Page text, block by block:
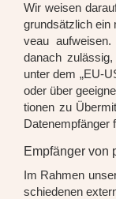
Wir wei­sen
grund­sätz­lich
veau
danach
unter dem „EU-
oder über
tio­nen zu
Daten­emp­fän­ger
Empfänger von
Im Rah­men
schie­de­nen